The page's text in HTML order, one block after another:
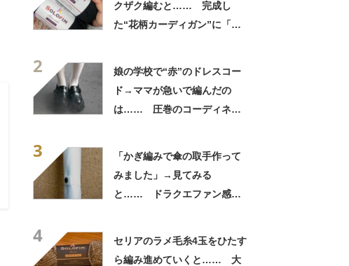
クザク編むと…… 完成し
た“花柄カーディガン”に「す
2
娘の学校で“赤”のドレスコー
ド→ママが急いで編んだの
は…… 圧巻のコーディネー
3
「かぎ編みで傘の取手作って
みました」→見てみる
と…… ドラクエファン感動
4
セリアのラメ毛糸4玉をひたす
ら編み進めていくと…… 大